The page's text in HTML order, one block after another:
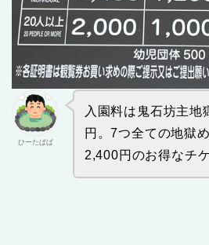
ひーたぱぱ
入園料は鬼石坊主地
円。7つ全ての地獄
2,400円のお得なチ